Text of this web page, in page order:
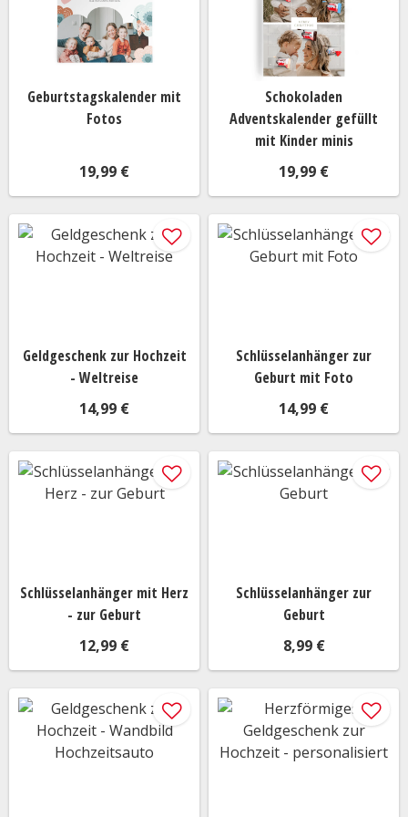
Geburtstagskalender mit
Fotos
19,99 €
Schokoladen
Adventskalender gefüllt
mit Kinder minis
19,99 €
Geldgeschenk zur Hochzeit
- Weltreise
14,99 €
Schlüsselanhänger zur
Geburt mit Foto
14,99 €
Schlüsselanhänger mit Herz
- zur Geburt
12,99 €
Schlüsselanhänger zur
Geburt
8,99 €